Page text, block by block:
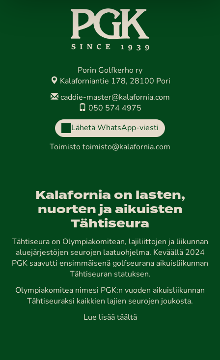
Porin Golfkerho ry
Kalaforniantie 178, 28100 Pori
caddie-master@kalafornia.com
050 574 4975
Lähetä WhatsApp-viesti
Toimisto toimisto@kalafornia.com
Kalafornia on lasten,
nuorten ja aikuisten
Tähtiseura
Tähtiseura on Olympiakomitean, lajiliittojen ja liikunnan
aluejärjestöjen seurojen laatuohjelma. Keväällä 2024
PGK saavutti ensimmäisenä golfseurana aikuisliikunnan
Tähtiseuran statuksen.
Olympiakomitea nimesi PGK:n vuoden aikuisliikunnan
Tähtiseuraksi kaikkien lajien seurojen joukosta.
Lue lisää täältä